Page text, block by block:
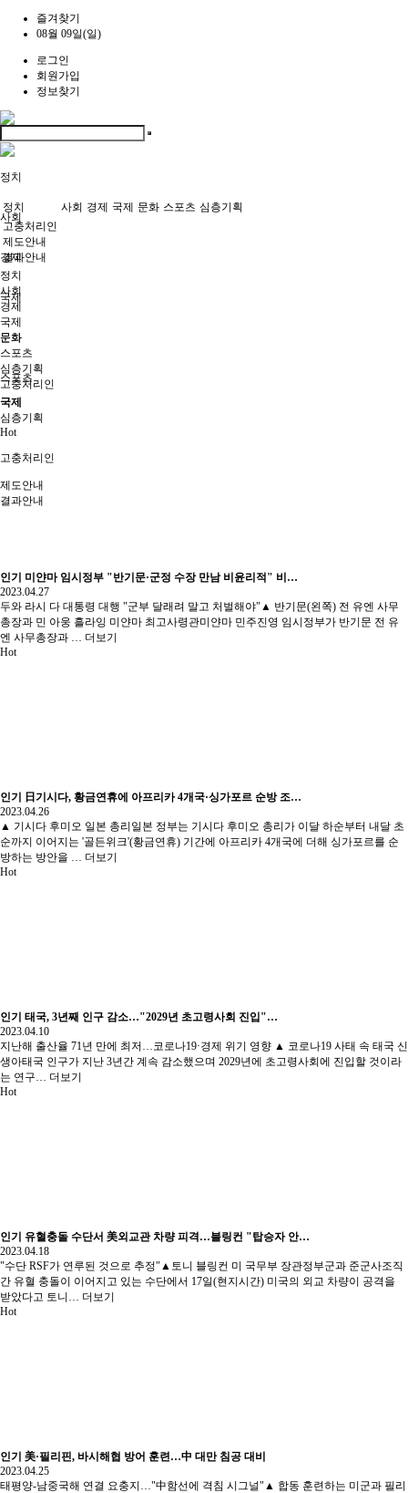
즐겨찾기
08월 09일(일)
로그인
회원가입
정보찾기
정치
사회
경제
국제
문화
스포츠
심층기획
고충처리인
제도안내
결과안내
정치 사회 경제 국제 문화 스포츠 심층기획
고충처리인
제도안내
결과안내
정치
사회
경제
국제
문화
스포츠
심층기획
고충처리인
국제
Hot
인기 미얀마 임시정부 "반기문·군정 수장 만남 비윤리적" 비…
2023.04.27
두와 라시 다 대통령 대행 "군부 달래려 말고 처벌해야"▲ 반기문(왼쪽) 전 유엔 사무
총장과 민 아웅 흘라잉 미얀마 최고사령관미얀마 민주진영 임시정부가 반기문 전 유
엔 사무총장과 … 더보기
Hot
인기 日기시다, 황금연휴에 아프리카 4개국·싱가포르 순방 조…
2023.04.26
▲ 기시다 후미오 일본 총리일본 정부는 기시다 후미오 총리가 이달 하순부터 내달 초
순까지 이어지는 '골든위크'(황금연휴) 기간에 아프리카 4개국에 더해 싱가포르를 순
방하는 방안을 … 더보기
Hot
인기 태국, 3년째 인구 감소…"2029년 초고령사회 진입"…
2023.04.10
지난해 출산율 71년 만에 최저…코로나19·경제 위기 영향 ▲ 코로나19 사태 속 태국 신
생아태국 인구가 지난 3년간 계속 감소했으며 2029년에 초고령사회에 진입할 것이라
는 연구… 더보기
Hot
인기 유혈충돌 수단서 美외교관 차량 피격…블링컨 "탑승자 안…
2023.04.18
"수단 RSF가 연루된 것으로 추정"▲토니 블링컨 미 국무부 장관정부군과 준군사조직
간 유혈 충돌이 이어지고 있는 수단에서 17일(현지시간) 미국의 외교 차량이 공격을
받았다고 토니… 더보기
Hot
인기 美·필리핀, 바시해협 방어 훈련…中 대만 침공 대비
2023.04.25
태평양-남중국해 연결 요충지…"中함선에 격침 시그널"▲ 합동 훈련하는 미군과 필리